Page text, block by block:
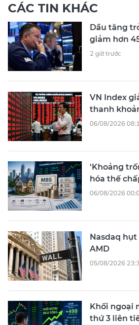
CÁC TIN KHÁC
Dầu tăng
giảm hơn
2 giờ trước
VN Index
thanh
06/08/2026
'Khoảng
hóa thế
06/08/2026
Nasdaq hụt
AMD
05/08/2026
Khối ngoại
thứ 3 liên